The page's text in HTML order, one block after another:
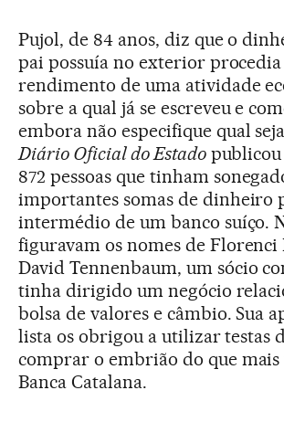
Pujol, de 84 anos, diz que o
pai possuía no exterior procedia
rendimento de uma atividade
sobre a qual já se escreveu e
embora não especifique qual
Diário Oficial do Estadopublicou
872 pessoas que tinham
importantes somas de dinheiro
intermédio de um banco suíço.
figuravam os nomes de Florenci
David Tennenbaum, um sócio
tinha dirigido um negócio
bolsa de valores e câmbio. Sua
lista os obrigou a utilizar testas
comprar o embrião do que
Banca Catalana.